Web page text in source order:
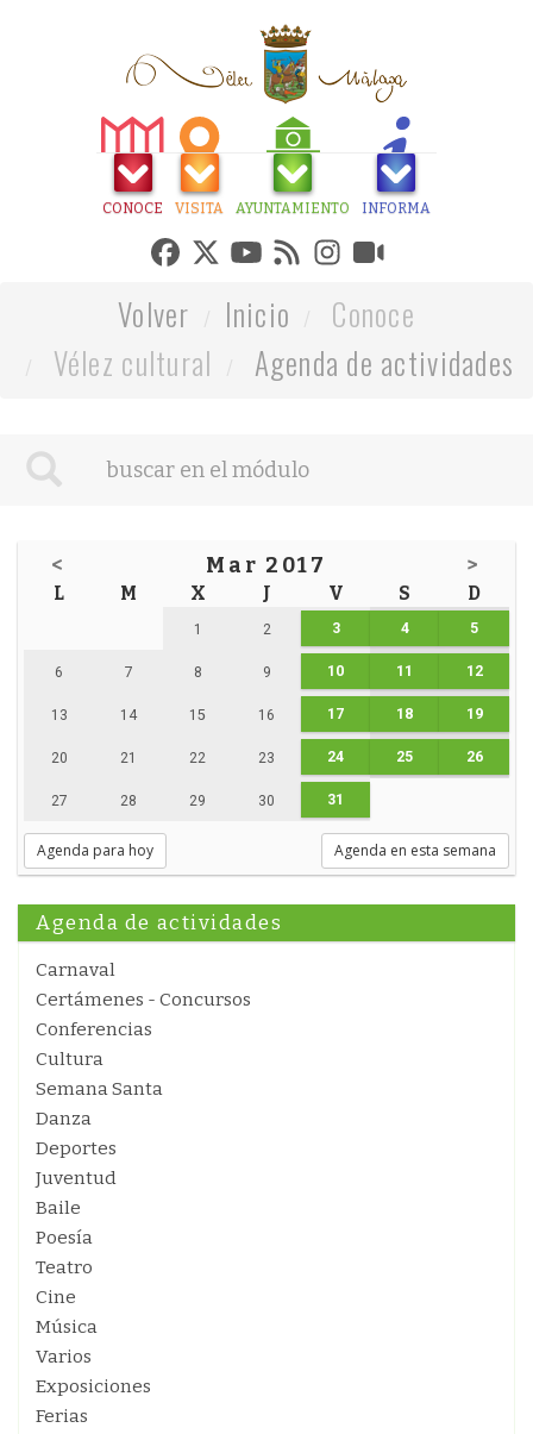
CONOCE VISITA AYUNTAMIENTO INFORMA
Volver Inicio
Conoce
Vélez cultural
Agenda de actividades
< Mar 2017 >
L M X J V S D
1 2 3 4 5
6 7 8 9 10 11 12
13 14 15 16 17 18 19
20 21 22 23 24 25 26
27 28 29 30 31
Agenda para hoy Agenda en esta semana
Agenda de actividades
Carnaval
Certámenes - Concursos
Conferencias
Cultura
Semana Santa
Danza
Deportes
Juventud
Baile
Poesía
Teatro
Cine
Música
Varios
Exposiciones
Ferias